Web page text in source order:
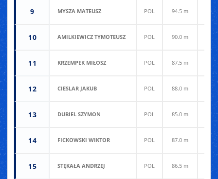
9 MYSZA MATEUSZ POL 94.5 m
10 AMILKIEWICZ TYMOTEUSZ POL 90.0 m
11 KRZEMPEK MIŁOSZ POL 87.5 m
12 CIESLAR JAKUB POL 88.0 m
13 DUBIEL SZYMON POL 85.0 m
14 FICKOWSKI WIKTOR POL 87.0 m
15 STĘKAŁA ANDRZEJ POL 86.5 m